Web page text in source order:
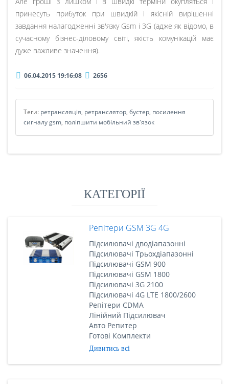
принесуть прибуток при швидкій і якісній вирішенні
завдання налагодженні зв'язку Gsm і 3G (адже як відомо, в
сучасному бізнес-діловому світі, якість комунікацій має
дуже важливе значення).
06.04.2015 19:16:08 2656
Теги: ретрансляція, ретранслятор, бустер, посилення
сигналу gsm, поліпшити мобільний зв'язок
КАТЕГОРІЇ
Репітери GSM 3G 4G
Підсилювачі дводіапазонні
Підсилювачі Трьохдіапазонні
Підсилювачі GSM 900
Підсилювачі GSM 1800
Підсилювачі 3G 2100
Підсилювачі 4G LTE 1800/2600
Репітери CDMA
Лінійний Підсилювач
Авто Репитер
Готові Комплекти
Дивитись всі